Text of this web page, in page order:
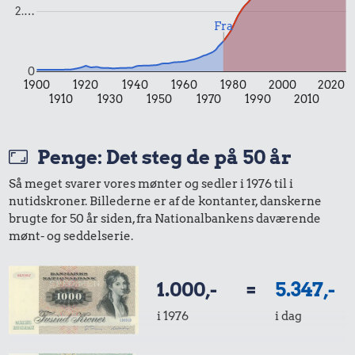
4,75 kr.
200 g smør
2,75 kr.
2,37 kr.
2 kg mel
1900
1910
1920
1930
1940
1950
1960
1970
1980
1990
2000
2010
2020
0
2.…
Fra
Penge: Det steg de på 50 år
Så meget svarer vores mønter og sedler i 1976 til i
nutidskroner. Billederne er af de kontanter, danskerne
brugte for 50 år siden, fra Nationalbankens daværende
mønt- og seddelserie.
1.000,-
i 1976
= 5.347,-
i dag